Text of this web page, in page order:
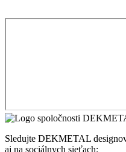
Sledujte DEKMETAL
aj na sociálnych sieťach: